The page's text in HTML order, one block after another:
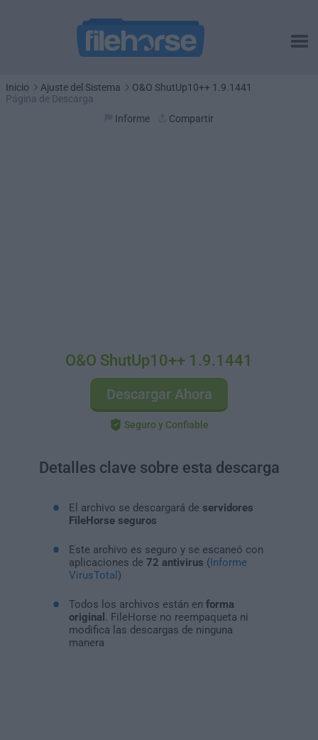
Inicio Ajuste del Sistema
O&O ShutUp10++ 1.9.1441
Página de Descarga
Informe
Compartir
O&O ShutUp10++ 1.9.1441
Descargar Ahora
Seguro y Confiable
Detalles clave sobre esta descarga
El archivo se descargará de servidores
FileHorse seguros
Este archivo es seguro y se escaneó con
aplicaciones de 72 antivirus (Informe
VirusTotal )
Todos los archivos están en forma
original
. FileHorse no reempaqueta ni
modifica las descargas de ninguna
manera